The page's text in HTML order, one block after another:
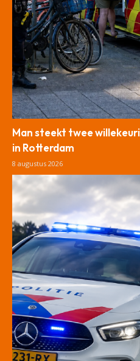
Man steekt twee
in Rotterdam
8 augustus 2026